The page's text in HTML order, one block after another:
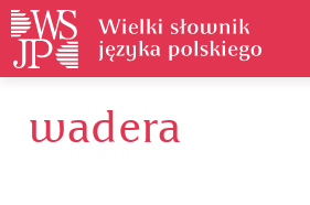
Historia słownika
wadera